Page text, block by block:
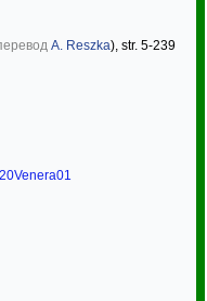
A. Reszka), str. 5-239
20Venera01